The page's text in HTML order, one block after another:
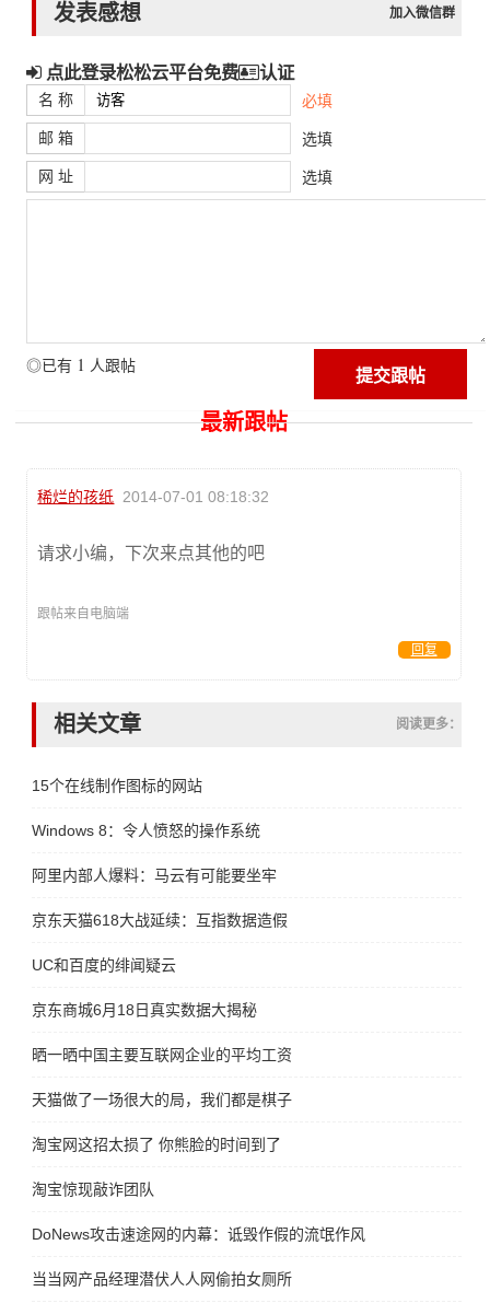
发表感想 加入微信群
点此登录松松云平台免费 认证
名 称 必填
邮 箱 选填
网 址 选填
◎已有 1 人跟帖
最新跟帖
稀烂的孩纸 2014-07-01 08:18:32
请求小编，下次来点其他的吧
跟帖来自电脑端
回复
相关文章 阅读更多：
15个在线制作图标的网站
Windows 8：令人愤怒的操作系统
阿里内部人爆料：马云有可能要坐牢
京东天猫618大战延续：互指数据造假
UC和百度的绯闻疑云
京东商城6月18日真实数据大揭秘
晒一晒中国主要互联网企业的平均工资
天猫做了一场很大的局，我们都是棋子
淘宝网这招太损了 你熊脸的时间到了
淘宝惊现敲诈团队
DoNews攻击速途网的内幕：诋毁作假的流氓作风
当当网产品经理潜伏人人网偷拍女厕所